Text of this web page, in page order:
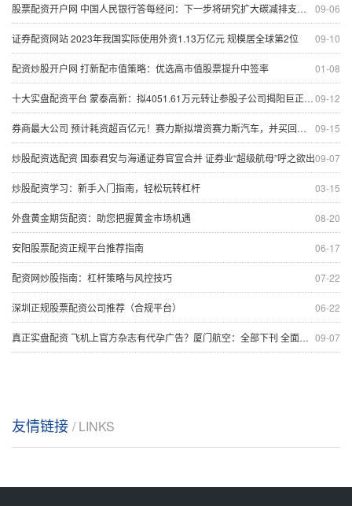
09-06
股票配资开户网 中国人民银行答每经问：下一步将研究扩大碳减排支持工具的支持范围，扩大再贷款规模
09-10
证券配资网站 2023年我国实际使用外资1.13万亿元 规模居全球第2位
01-08
配资炒股开户网 打新配市值策略：优选高市值股票提升中签率
09-12
十大实盘配资平台 蒙泰高新：拟4051.61万元转让参股子公司揭阳巨正源12%股权
09-15
券商最大公司 预计耗资超百亿元！赛力斯拟增资赛力斯汽车，并买回超级工厂
09-07
炒股配资选配资 国泰君安与海通证券官宣合并 证券业“超级航母”呼之欲出
03-15
炒股配资学习：新手入门指南，轻松玩转杠杆
08-20
外盘黄金期货配资：助您把握黄金市场机遇
06-17
安阳股票配资正规平台推荐指南
07-22
配资网炒股指南：杠杆策略与风控技巧
06-22
深圳正规股票配资公司推荐（合规平台）
09-07
真正实盘配资 飞机上官方杂志有代孕广告？厦门航空：全部下刊 全面中止相关合作！
友情链接 / LINKS